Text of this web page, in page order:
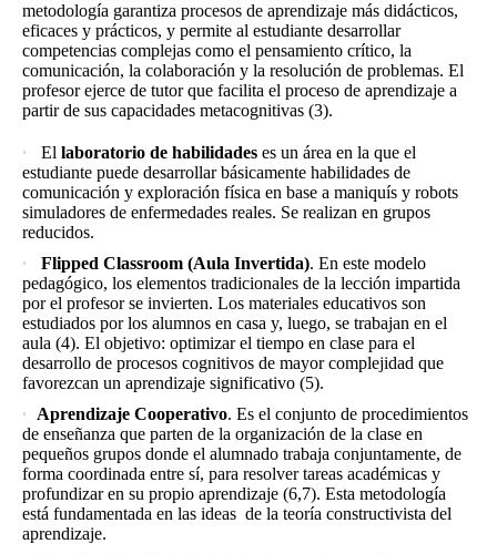
metodología garantiza procesos de aprendizaje más didácticos,
eficaces y prácticos, y permite al estudiante desarrollar
competencias complejas como el pensamiento crítico, la
comunicación, la colaboración y la resolución de problemas. El
profesor ejerce de tutor que facilita el proceso de aprendizaje a
partir de sus capacidades metacognitivas (3).
El laboratorio de habilidades es un área en la que el
estudiante puede desarrollar básicamente habilidades de
comunicación y exploración física en base a maniquís y robots
simuladores de enfermedades reales. Se realizan en grupos
reducidos.
Flipped Classroom (Aula Invertida). En este modelo
pedagógico, los elementos tradicionales de la lección impartida
por el profesor se invierten. Los materiales educativos son
estudiados por los alumnos en casa y, luego, se trabajan en el
aula (4). El objetivo: optimizar el tiempo en clase para el
desarrollo de procesos cognitivos de mayor complejidad que
favorezcan un aprendizaje significativo (5).
Aprendizaje Cooperativo. Es el conjunto de procedimientos
de enseñanza que parten de la organización de la clase en
pequeños grupos donde el alumnado trabaja conjuntamente, de
forma coordinada entre sí, para resolver tareas académicas y
profundizar en su propio aprendizaje (6,7). Esta metodología
está fundamentada en las ideas de la teoría constructivista del
aprendizaje.